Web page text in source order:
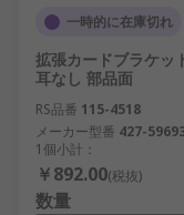
一時的に在庫切れ
拡張カードブラケ
耳なし 部品面
RS品番 115-4518
メーカー型番 427-
1個小計：
￥892.00(税抜)
数量